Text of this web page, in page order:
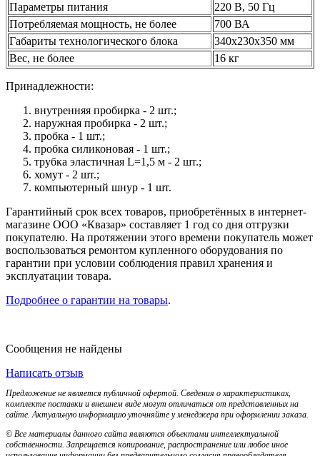
Параметры питания
220 В, 50 Гц
Потребляемая мощность, не более
700 ВА
Габариты технологического блока
340х230х350 мм
Вес, не более
16 кг
Принадлежности:
внутренняя пробирка - 2 шт.;
наружная пробирка - 2 шт.;
пробка - 1 шт.;
пробка силиконовая - 1 шт.;
трубка эластичная L=1,5 м - 2 шт.;
хомут - 2 шт.;
компьютерный шнур - 1 шт.
Гарантийный срок всех товаров, приобретённых в интернет-
магазине ООО «Квазар» составляет 1 год со дня отгрузки
покупателю. На протяжении этого времени покупатель может
воспользоваться ремонтом купленного оборудования по
гарантии при условии соблюдения правил хранения и
эксплуатации товара.
Подробнее о гарантии на товары.
Сообщения не найдены
Написать отзыв
Предложение не является публичной офертой. Сведения о характеристиках,
комплекте поставки и внешнем виде могут отличаться от представленных на
сайте. Актуальную информацию уточняйте у менеджера при оформлении заказа.
© Все материалы данного сайта являются объектами интеллектуальной
собственности. Запрещается копирование, распространение или любое иное